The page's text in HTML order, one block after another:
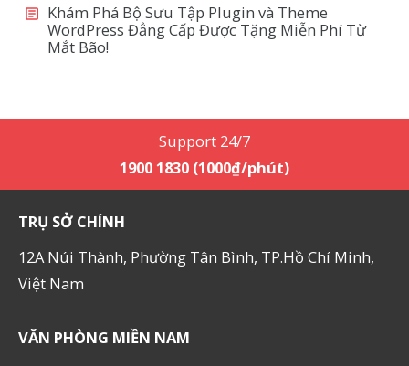
Khám Phá Bộ Sưu Tập Plugin và Theme
WordPress Đẳng Cấp Được Tặng Miễn Phí Từ
Mắt Bão!
Support 24/7
1900 1830 (1000₫/phút)
TRỤ SỞ CHÍNH
12A Núi Thành, Phường Tân Bình, TP.Hồ Chí Minh,
Việt Nam
VĂN PHÒNG MIỀN NAM